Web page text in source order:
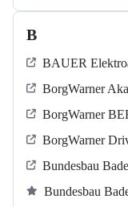
B
BAUER
BorgWarner
BorgWarner
BorgWarner
Bundesbau
Bundesbau